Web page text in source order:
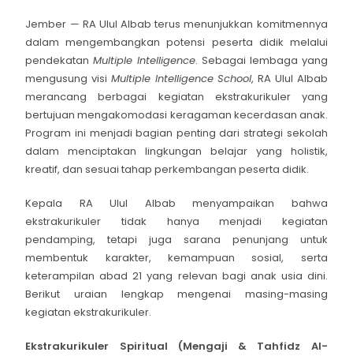
Jember — RA Ulul Albab terus menunjukkan komitmennya
dalam mengembangkan potensi peserta didik melalui
pendekatanMultiple Intelligence. Sebagai lembaga yang
mengusung visi Multiple Intelligence School, RA Ulul Albab
merancang berbagai kegiatan ekstrakurikuler yang
bertujuan mengakomodasi keragaman kecerdasan anak.
Program ini menjadi bagian penting dari strategi sekolah
dalam menciptakan lingkungan belajar yang holistik,
kreatif, dan sesuai tahap perkembangan peserta didik.
Kepala RA Ulul Albab menyampaikan bahwa
ekstrakurikuler tidak hanya menjadi kegiatan
pendamping, tetapi juga sarana penunjang untuk
membentuk karakter, kemampuan sosial, serta
keterampilan abad 21 yang relevan bagi anak usia dini.
Berikut uraian lengkap mengenai masing-masing
kegiatan ekstrakurikuler.
Ekstrakurikuler Spiritual (Mengaji & Tahfidz Al-